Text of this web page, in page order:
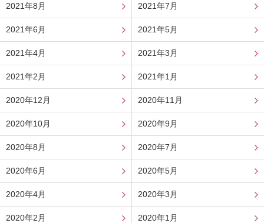
2021年8月 2021年7月
2021年6月 2021年5月
2021年4月 2021年3月
2021年2月 2021年1月
2020年12月 2020年11月
2020年10月 2020年9月
2020年8月 2020年7月
2020年6月 2020年5月
2020年4月 2020年3月
2020年2月 2020年1月